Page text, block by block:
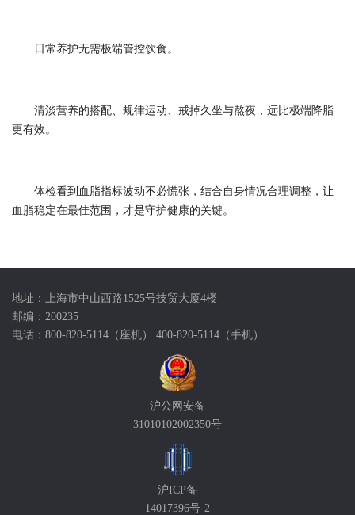
日常养护无需极端管控饮食。
清淡营养的搭配、规律运动、戒掉久坐与熬夜，远比极端降脂
更有效。
体检看到血脂指标波动不必慌张，结合自身情况合理调整，让
血脂稳定在最佳范围，才是守护健康的关键。
地址：上海市中山西路1525号技贸大厦4楼
邮编：200235
电话：800-820-5114（座机） 400-820-5114（手机）
沪公网安备
31010102002350号
沪ICP备
14017396号-2